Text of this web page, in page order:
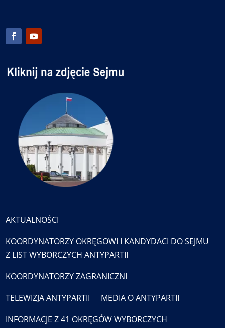
AKTUALNOŚCI
KOORDYNATORZY OKRĘGOWI I KANDYDACI DO SEJMU
Z LIST WYBORCZYCH ANTYPARTII
KOORDYNATORZY ZAGRANICZNI
TELEWIZJA ANTYPARTII
MEDIA O ANTYPARTII
INFORMACJE Z 41 OKRĘGÓW WYBORCZYCH